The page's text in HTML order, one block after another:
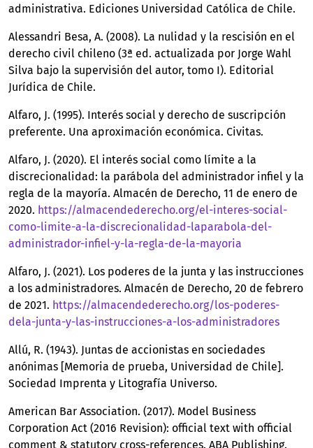
administrativa. Ediciones Universidad Católica de Chile.
Alessandri Besa, A. (2008). La nulidad y la rescisión en el
derecho civil chileno (3ª ed. actualizada por Jorge Wahl
Silva bajo la supervisión del autor, tomo I). Editorial
Jurídica de Chile.
Alfaro, J. (1995). Interés social y derecho de suscripción
preferente. Una aproximación económica. Civitas.
Alfaro, J. (2020). El interés social como límite a la
discrecionalidad: la parábola del administrador infiel y la
regla de la mayoría. Almacén de Derecho, 11 de enero de
2020. https://almacendederecho.org/el-interes-social-
como-limite-a-la-discrecionalidad-laparabola-del-
administrador-infiel-y-la-regla-de-la-mayoria
Alfaro, J. (2021). Los poderes de la junta y las instrucciones
a los administradores. Almacén de Derecho, 20 de febrero
de 2021. https://almacendederecho.org/los-poderes-
dela-junta-y-las-instrucciones-a-los-administradores
Allú, R. (1943). Juntas de accionistas en sociedades
anónimas [Memoria de prueba, Universidad de Chile].
Sociedad Imprenta y Litografía Universo.
American Bar Association. (2017). Model Business
Corporation Act (2016 Revision): official text with official
comment & statutory cross-references. ABA Publishing.